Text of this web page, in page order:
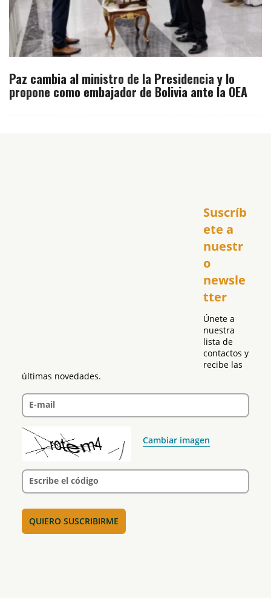
Paz cambia al ministro de la Presidencia y lo
propone como embajador de Bolivia ante la OEA
Suscríb
ete a
nuestr
o
newsle
tter
Únete a
nuestra
lista de
contactos y
recibe las
últimas novedades.
E-mail
Cambiar imagen
Escribe el código